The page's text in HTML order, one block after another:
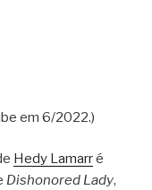
em 6/2022.)
Hedy Lamarré
Dishonored Lady,